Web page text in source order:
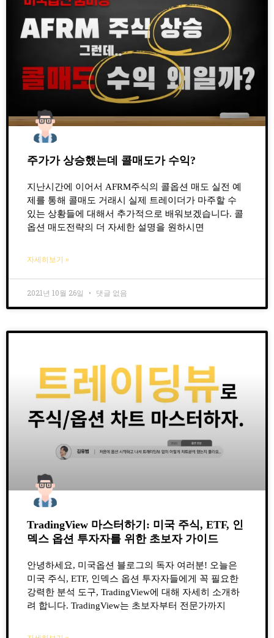
주가가 상승했는데 콜매도가 수익?
지난시간에 이어서 AFRM주식의 콜옵션 매도 실전 예
제를 통해 콜매도 거래시 실제 트레이더가 마주할 수
있는 상황들에 대해서 추가적으로 배워보겠습니다. 콜
옵션 매도전략의 더 자세한 설명을 원하시면
자세히보기 »
2021년 10월 26일 댓글 없음
TradingView 마스터하기: 미국 주식, ETF, 인
덱스 옵션 투자자를 위한 초보자 가이드
안녕하세요, 미국옵션 블로그의 독자 여러분! 오늘은
미국 주식, ETF, 인덱스 옵션 투자자들에게 꼭 필요한
강력한 분석 도구, TradingView에 대해 자세히 소개하
려 합니다. TradingView는 초보자부터 전문가까지